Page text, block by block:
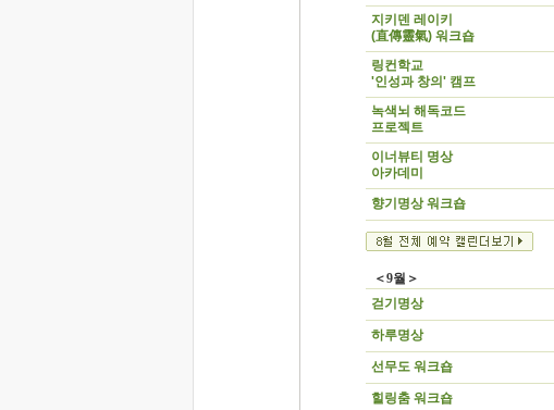
지키덴 레이키
(直傳靈氣) 워크숍
링컨학교
'인성과 창의' 캠프
녹색뇌 해독코드
프로젝트
이너뷰티 명상
아카데미
향기명상 워크숍
＜9월＞
걷기명상
하루명상
선무도 워크숍
힐링춤 워크숍